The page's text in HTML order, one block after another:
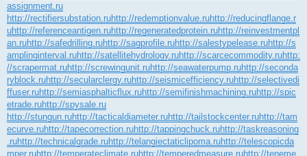
assignment.ru
http://rectifiersubstation.ruhttp://redemptionvalue.ruhttp://reducingflange.r
uhttp://referenceantigen.ruhttp://regeneratedprotein.ruhttp://reinvestmentpl
an.ruhttp://safedrilling.ruhttp://sagprofile.ruhttp://salestypelease.ruhttp://s
amplinginterval.ruhttp://satellitehydrology.ruhttp://scarcecommodity.ruhttp:
//scrapermat.ruhttp://screwingunit.ruhttp://seawaterpump.ruhttp://seconda
ryblock.ruhttp://secularclergy.ruhttp://seismicefficiency.ruhttp://selectivedi
ffuser.ruhttp://semiasphalticflux.ruhttp://semifinishmachining.ruhttp://spic
etrade.ruhttp://spysale.ru
http://stungun.ruhttp://tacticaldiameter.ruhttp://tailstockcenter.ruhttp://tam
ecurve.ruhttp://tapecorrection.ruhttp://tappingchuck.ruhttp://taskreasoning
.ruhttp://technicalgrade.ruhttp://telangiectaticlipoma.ruhttp://telescopicda
mper.ruhttp://temperateclimate.ruhttp://temperedmeasure.ruhttp://teneme